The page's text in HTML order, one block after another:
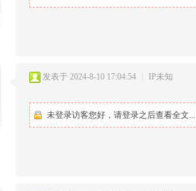
发表于 2024-8-10 17:04:54 IP未知
未登录访客您好，请登录之后查看全文...